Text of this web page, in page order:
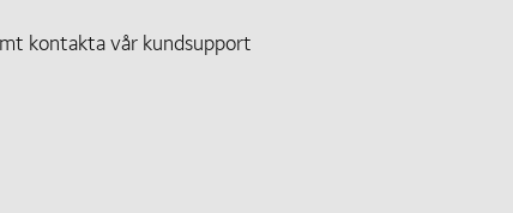
kontakta vår kundsupport